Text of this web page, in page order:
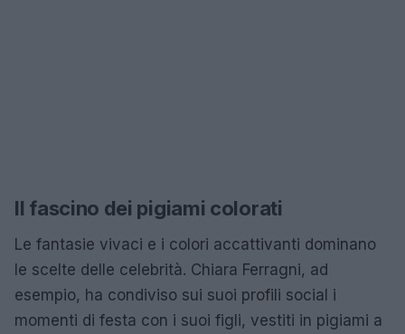
Il fascino dei pigiami colorati
Le fantasie vivaci e i colori accattivanti dominano
le scelte delle celebrità. Chiara Ferragni, ad
esempio, ha condiviso sui suoi profili social i
momenti di festa con i suoi figli, vestiti in pigiami a